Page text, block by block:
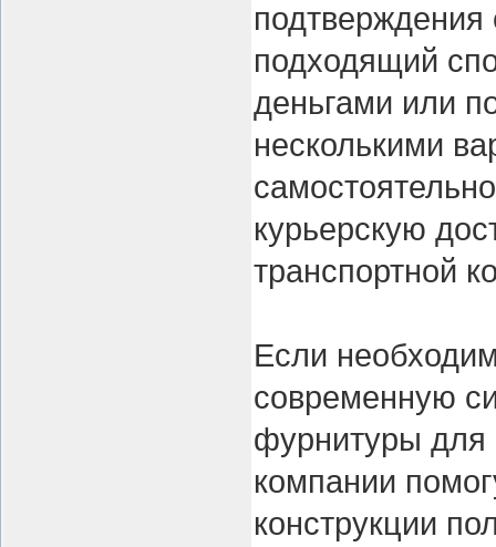
подтверждения
подходящий
деньгами или
несколькими
курьерскую
транспортной
Если
современную
фурнитуры для
компании
конструкции